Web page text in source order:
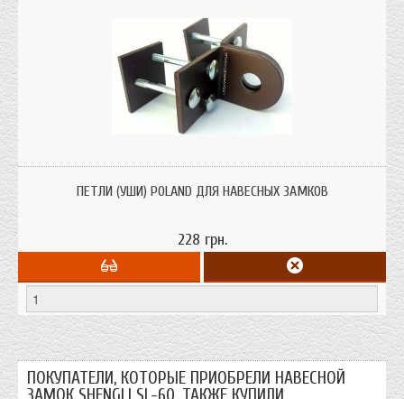
ПЕТЛИ (УШИ) POLAND ДЛЯ НАВЕСНЫХ ЗАМКОВ
228 грн.
ПОКУПАТЕЛИ, КОТОРЫЕ ПРИОБРЕЛИ НАВЕСНОЙ